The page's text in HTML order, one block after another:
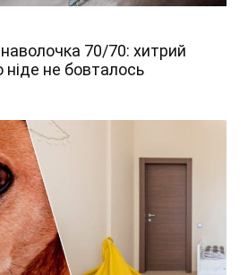
70/70: хитрий
ніде не бовталось